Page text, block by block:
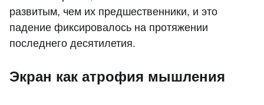
развитым, чем их предшественники, и это
падение фиксировалось на протяжении
последнего десятилетия.
Экран как атрофия мышления